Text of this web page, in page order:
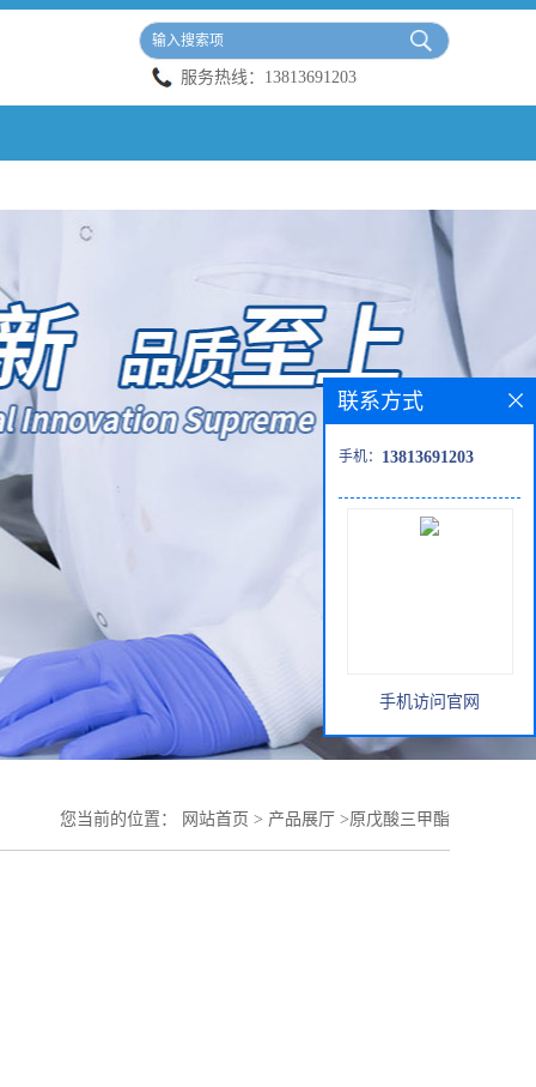
服务热线： 13813691203
您当前的位置： 网站首页 > 产品展厅 >原戊酸三甲酯
联系方式
手机： 13813691203
手机访问官网